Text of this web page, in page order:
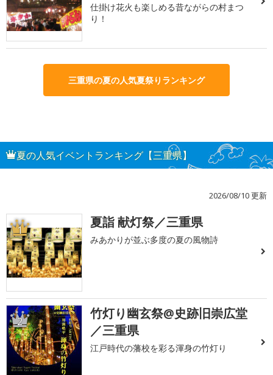
仕掛け花火も楽しめる昔ながらの村まつ
り！
三重県の夏の人気夏祭りランキング
夏の人気イベントランキング【三重県】
2026/08/10 更新
1 夏詣 献灯祭／三重県
みあかりが並ぶ多度の夏の風物詩
2
竹灯り幽玄祭@史跡旧崇広堂
／三重県
江戸時代の藩校を彩る渾身の竹灯り